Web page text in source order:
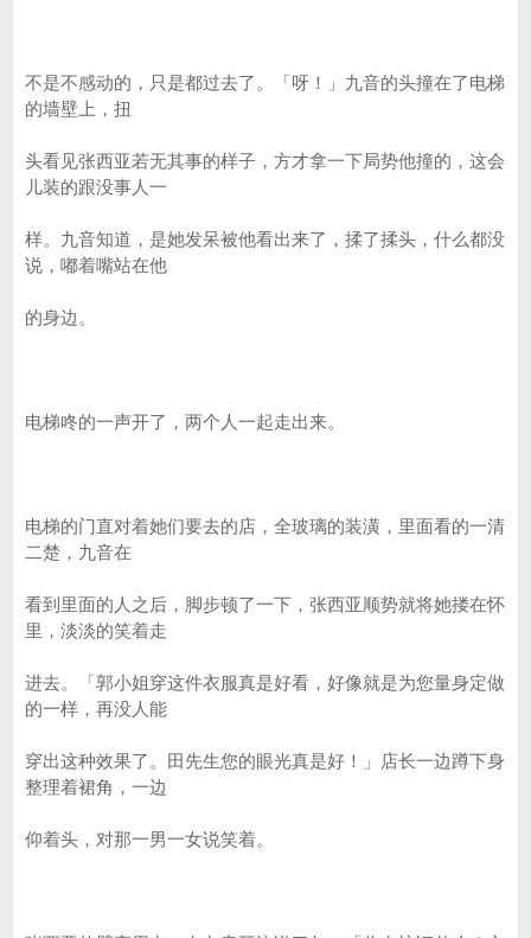
不是不感动的，只是都过去了。「呀！」九音的头撞在了电梯
的墙壁上，扭
头看见张西亚若无其事的样子，方才拿一下局势他撞的，这会
儿装的跟没事人一
样。九音知道，是她发呆被他看出来了，揉了揉头，什么都没
说，嘟着嘴站在他
的身边。
电梯咚的一声开了，两个人一起走出来。
电梯的门直对着她们要去的店，全玻璃的装潢，里面看的一清
二楚，九音在
看到里面的人之后，脚步顿了一下，张西亚顺势就将她搂在怀
里，淡淡的笑着走
进去。「郭小姐穿这件衣服真是好看，好像就是为您量身定做
的一样，再没人能
穿出这种效果了。田先生您的眼光真是好！」店长一边蹲下身
整理着裙角，一边
仰着头，对那一男一女说笑着。